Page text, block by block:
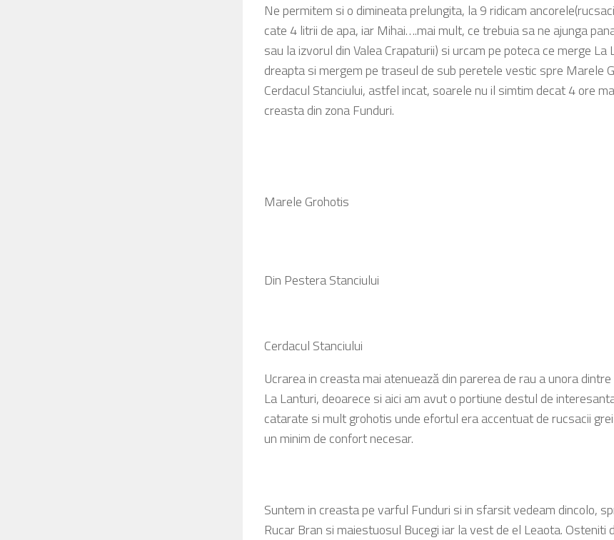
Ne permitem si o dimineata prelungita, la 9 ridicam
cate 4 litrii de apa, iar Mihai….mai mult, ce trebuia sa ne ajunga
sau la izvorul din Valea Crapaturii) si urcam pe poteca ce merge La
dreapta si mergem pe traseul de sub peretele vestic spre Marele
Cerdacul Stanciului, astfel incat, soarele nu il simtim decat 4 ore
creasta din zona Funduri.
Marele Grohotis
Din Pestera Stanciului
Cerdacul Stanciului
Ucrarea in creasta mai atenuează din parerea de rau a unora
La Lanturi, deoarece si aici am avut o portiune destul de
catarate si mult grohotis unde efortul era accentuat de rucsacii
un minim de confort necesar.
Suntem in creasta pe varful Funduri si in sfarsit vedeam dincolo,
Rucar Bran si maiestuosul Bucegi iar la vest de el Leaota. Osteniti